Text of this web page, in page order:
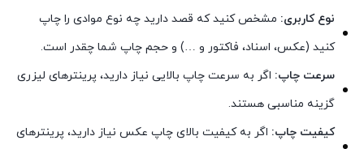
نوع کاربری: مشخص کنید که قصد دارید چه نوع موادی را چاپ
کنید (عکس، اسناد، فاکتور و …) و حجم چاپ شما چقدر است.
سرعت چاپ: اگر به سرعت چاپ بالایی نیاز دارید، پرینترهای لیزری
گزینه مناسبی هستند.
کیفیت چاپ: اگر به کیفیت بالای چاپ عکس نیاز دارید، پرینترهای